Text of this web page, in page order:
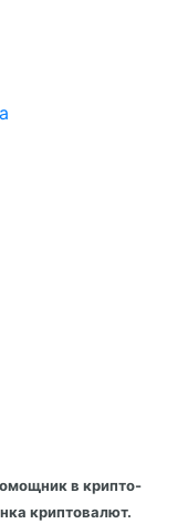
в крипто-
криптовалют.